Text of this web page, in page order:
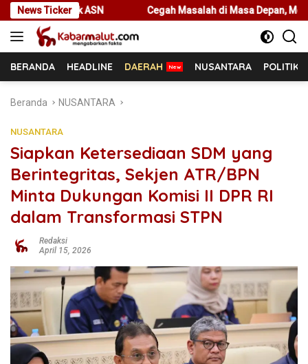
Langsung
ke
konten
News TickerCegah Masalah di Masa Depan, Menteri Nusron Ajak
BERANDA HEADLINE DAERAH NUSANTARA POLITIK
Beranda NUSANTARA
NUSANTARA
Siapkan Ketersediaan SDM yang
Berintegritas, Sekjen ATR/BPN
Minta Dukungan Komisi II DPR RI
dalam Transformasi STPN
Redaksi
April 15, 2026